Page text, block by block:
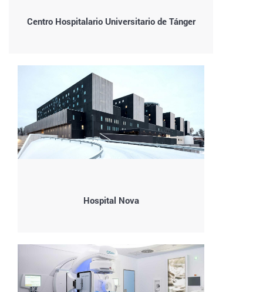
Centro Hospitalario Universitario de Tánger
Hospital Nova